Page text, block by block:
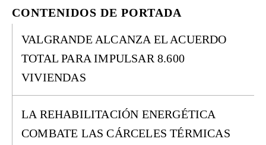
CONTENIDOS DE PORTADA
VALGRANDE ALCANZA EL ACUERDO
TOTAL PARA IMPULSAR 8.600
VIVIENDAS
LA REHABILITACIÓN ENERGÉTICA
COMBATE LAS CÁRCELES TÉRMICAS